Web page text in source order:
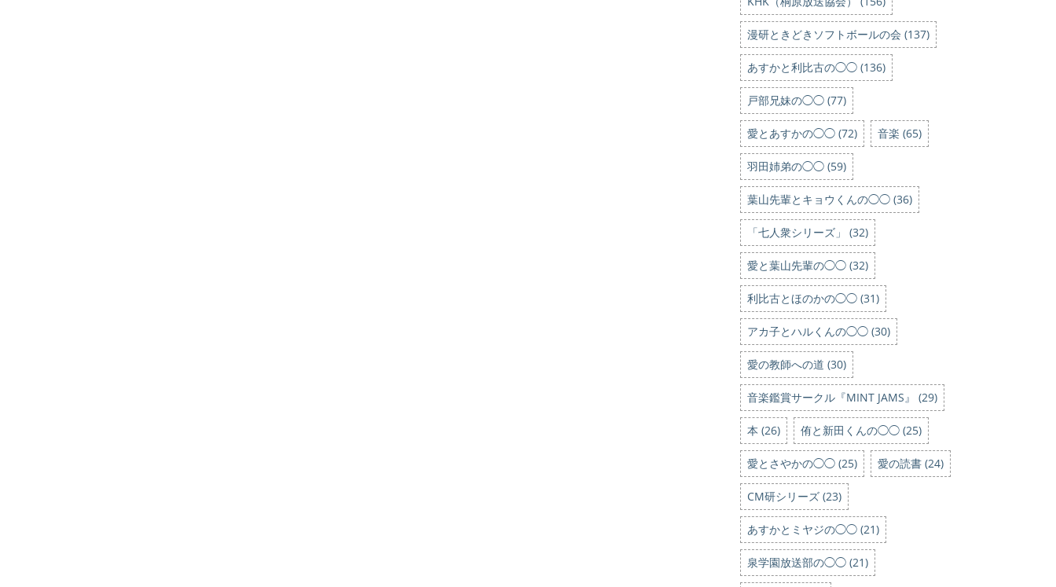
漫研ときどきソフトボールの会 (137)
あすかと利比古の◯◯ (136)
戸部兄妹の◯◯ (77)
愛とあすかの◯◯ (72) 音楽 (65)
羽田姉弟の◯◯ (59)
葉山先輩とキョウくんの◯◯ (36)
「七人衆シリーズ」 (32)
愛と葉山先輩の◯◯ (32)
利比古とほのかの◯◯ (31)
アカ子とハルくんの◯◯ (30)
愛の教師への道 (30)
音楽鑑賞サークル『MINT JAMS』 (29)
本 (26) 侑と新田くんの◯◯ (25)
愛とさやかの◯◯ (25) 愛の読書 (24)
CM研シリーズ (23)
あすかとミヤジの◯◯ (21)
泉学園放送部の◯◯ (21)